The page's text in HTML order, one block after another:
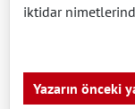
iktidar
Yazarın önceki